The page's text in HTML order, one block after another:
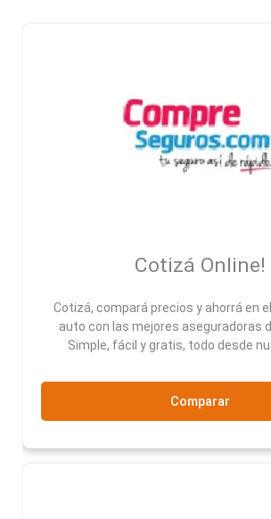
Cotizá Online!
Cotizá, compará precios y ahorrá en
auto con las mejores aseguradoras
Simple, fácil y gratis, todo desde
Comparar